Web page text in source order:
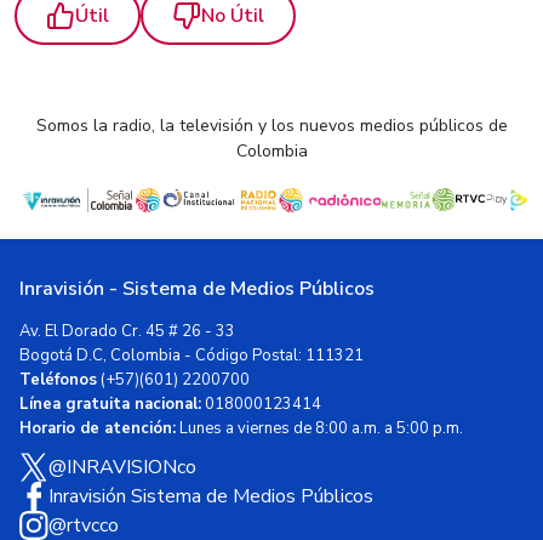
Útil No Útil
Somos la radio, la televisión y los nuevos medios públicos de
Colombia
Inravisión - Sistema de Medios Públicos
Av. El Dorado Cr. 45 # 26 - 33
Bogotá D.C, Colombia - Código Postal: 111321
Teléfonos(+57)(601) 2200700
Línea gratuita nacional:018000123414
Horario de atención:Lunes a viernes de 8:00 a.m. a 5:00 p.m.
@INRAVISIONco
Inravisión Sistema de Medios Públicos
@rtvcco